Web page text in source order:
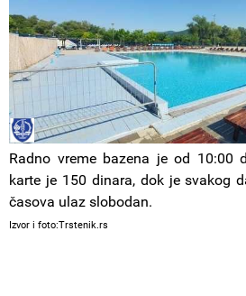
Radno vreme bazena je od 10:00
karte je 150 dinara, dok je svakog
časova ulaz slobodan.
Izvor i foto:Trstenik.rs